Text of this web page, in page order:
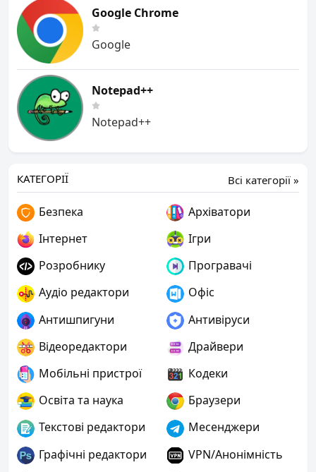
Google Chrome
Google
Notepad++
Notepad++
Всі категорії »
КАТЕГОРІЇ
Безпека
Архіватори
Інтернет
Ігри
Розробнику
Програвачі
Аудіо редактори
Офіс
Антишпигуни
Антивіруси
Відеоредактори
Драйвери
Мобільні пристрої
Кодеки
Освіта та наука
Браузери
Текстові редактори
Месенджери
Графічні редактори
VPN/Анонімність